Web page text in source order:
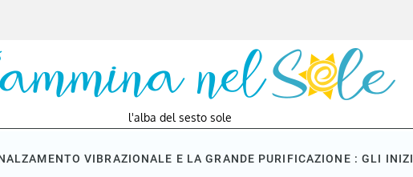
l'alba del sesto sole
VIBRAZIONALE E LA GRANDE PURIFICAZIONE : GLI INIZI